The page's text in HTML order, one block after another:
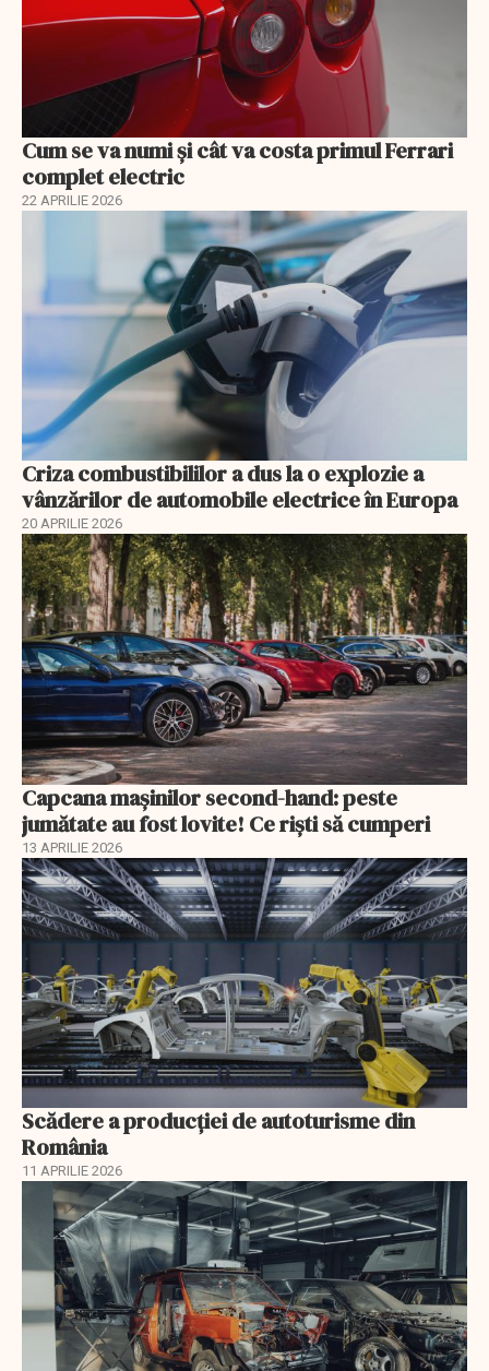
Cum se va numi şi cât va costa primul Ferrari
complet electric
22 APRILIE 2026
Criza combustibililor a dus la o explozie a
vânzărilor de automobile electrice în Europa
20 APRILIE 2026
Capcana mașinilor second-hand: peste
jumătate au fost lovite! Ce riști să cumperi
13 APRILIE 2026
Scădere a producţiei de autoturisme din
România
11 APRILIE 2026